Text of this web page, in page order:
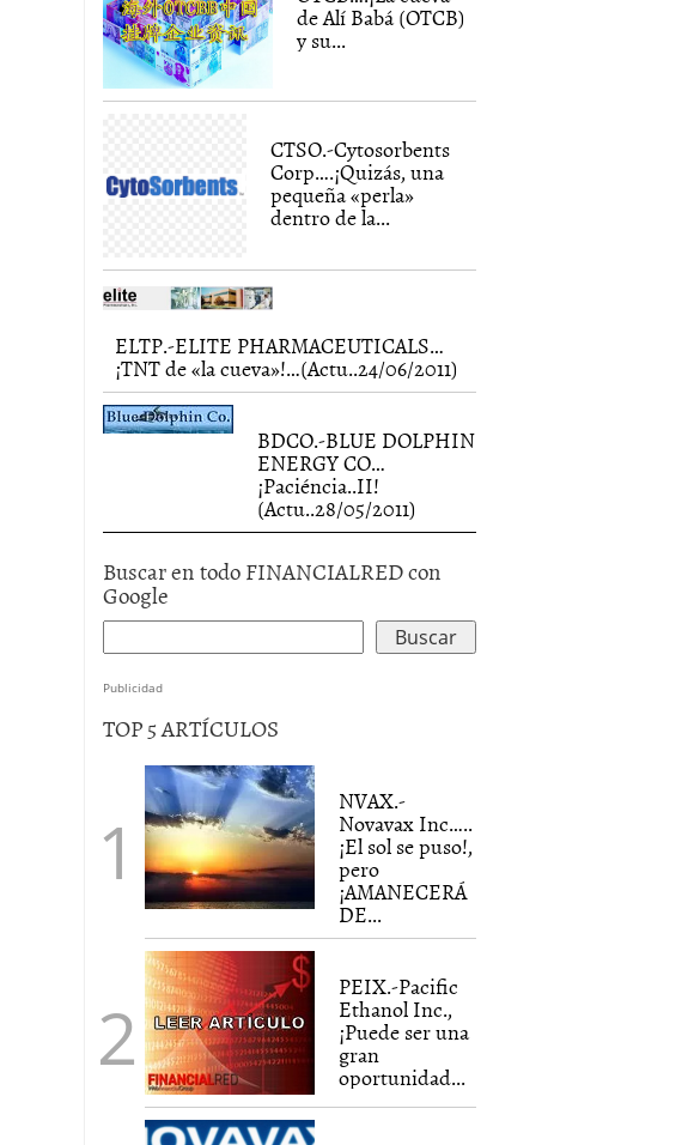
de Alí Babá (OTCB)
y su...
CTSO.-Cytosorbents
Corp….¡Quizás, una
pequeña «perla»
dentro de la...
ELTP.-ELITE PHARMACEUTICALS…
¡TNT de «la cueva»!…(Actu..24/06/2011)
BDCO.-BLUE DOLPHIN
ENERGY CO…
¡Paciéncia..II!
(Actu..28/05/2011)
Buscar en todo FINANCIALRED con
Google
Publicidad
TOP 5 ARTÍCULOS
NVAX.-
Novavax Inc…..
¡El sol se puso!,
pero
¡AMANECERÁ
DE...
PEIX.-Pacific
Ethanol Inc.,
¡Puede ser una
gran
oportunidad...